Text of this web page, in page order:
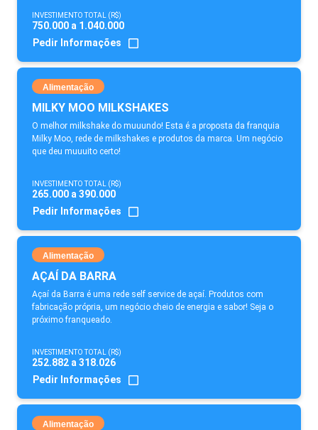
INVESTIMENTO TOTAL (R$)
750.000 a 1.040.000
Pedir Informações
Alimentação
MILKY MOO MILKSHAKES
O melhor milkshake do muuundo! Esta é a proposta da franquia
Milky Moo, rede de milkshakes e produtos da marca. Um negócio
que deu muuuito certo!
INVESTIMENTO TOTAL (R$)
265.000 a 390.000
Pedir Informações
Alimentação
AÇAÍ DA BARRA
Açaí da Barra é uma rede self service de açaí. Produtos com
fabricação própria, um negócio cheio de energia e sabor! Seja o
próximo franqueado.
INVESTIMENTO TOTAL (R$)
252.882 a 318.026
Pedir Informações
Alimentação